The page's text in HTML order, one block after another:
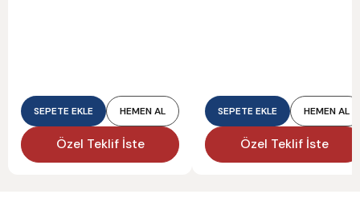
SEPETE EKLE HEMEN AL
Özel Teklif İste
SEPETE EKLE HEMEN AL
Özel Teklif İste